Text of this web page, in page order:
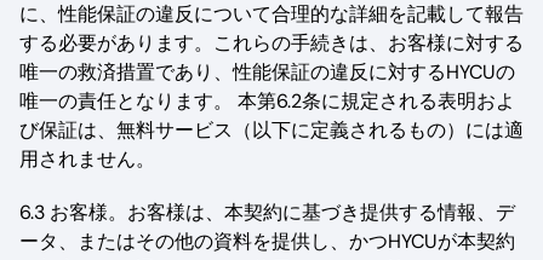
に、性能保証の違反について合理的な詳細を記載して報告
する必要があります。これらの手続きは、お客様に対する
唯一の救済措置であり、性能保証の違反に対するHYCUの
唯一の責任となります。 本第6.2条に規定される表明およ
び保証は、無料サービス（以下に定義されるもの）には適
用されません。
6.3 お客様。お客様は、本契約に基づき提供する情報、デ
ータ、またはその他の資料を提供し、かつHYCUが本契約